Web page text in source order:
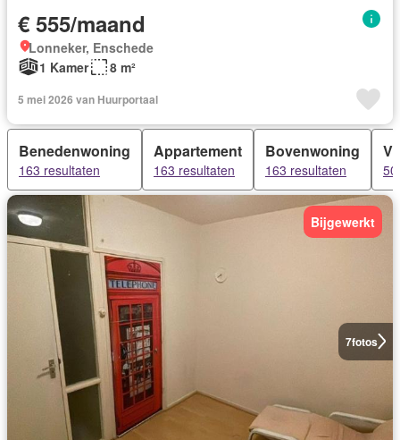
€ 555/maand
Lonneker, Enschede
1 Kamer
8 m²
5 mei 2026 van Huurportaal
Benedenwoning
163 resultaten
Appartement
163 resultaten
Bovenwoning
163 resultaten
7fotos
Bijgewerkt